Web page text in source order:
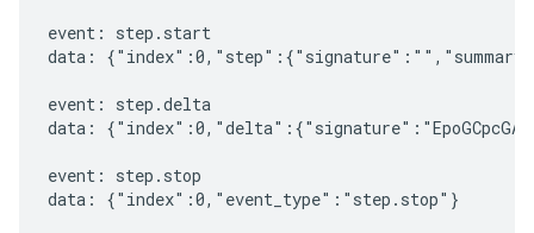
event: step.start
data:
event: step.delta
data:
event: step.stop
data: {"index":0,"event_type":"step.stop"}